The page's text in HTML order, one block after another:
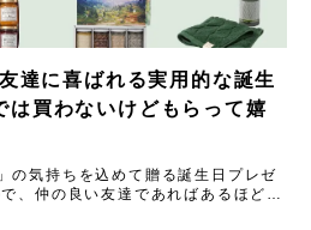
達に喜ばれる実用的な誕生
は買わないけどもらって嬉
の気持ちを込めて贈る誕生日プレゼ
、仲の良い友達であればあるほど